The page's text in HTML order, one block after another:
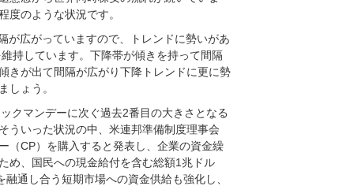
度のような状況です。
が広がっていますので、トレンドに勢いがあ
持しています。下降帯が傾きを持って間隔
きが出て間隔が広がり下降トレンドに更に勢
しょう。
クマンデーに次ぐ過去2番目の大きさとなる
ういった状況の中、米連邦準備制度理事会
（CP）を購入すると発表し、企業の資金繰
め、国民への現金給付を含む総額1兆ドル
通し合う短期市場への資金供給も強化し、